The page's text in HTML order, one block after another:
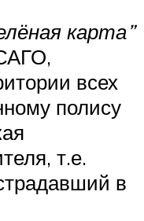
карта”
всех
полису
т.е.
в